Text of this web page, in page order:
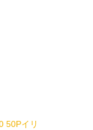
50Pイリ